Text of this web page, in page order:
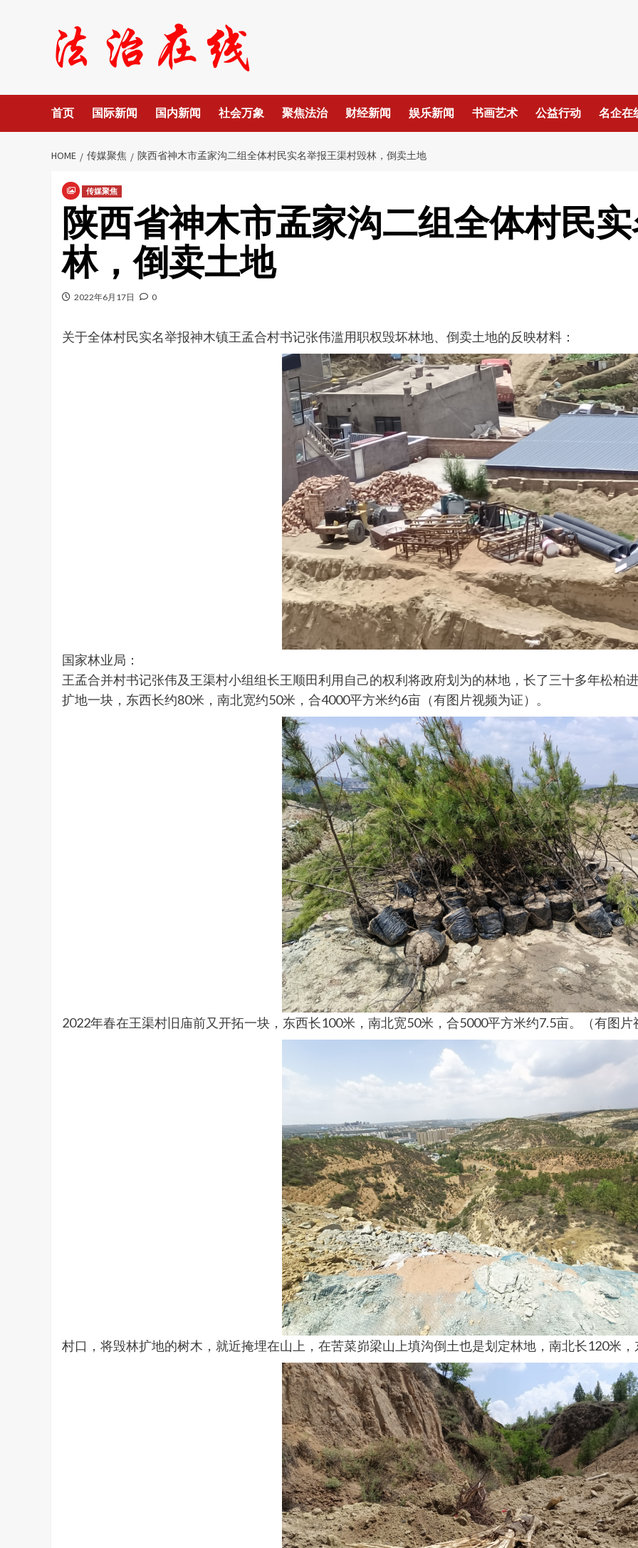
首页 国际新闻 国内新闻 社会万象 聚焦法治 财经新闻 娱乐新闻 书画艺术 公益行动 名企在
HOME 传媒聚焦 陕西省神木市孟家沟二组全体村民实名举报王渠村毁林，倒卖土地
传媒聚焦
陕西省神木市孟家沟二组全体村民
林，倒卖土地
2022年6月17日 0
关于全体村民实名举报神木镇王孟合村书记张伟滥用职权毁坏林地、倒卖土地的反映材料：
国家林业局：
王孟合并村书记张伟及王渠村小组组长王顺田利用自己的权利将政府划为的林地，长了三十多年松柏
扩地一块，东西长约80米，南北宽约50米，合4000平方米约6亩（有图片视频为证）。
2022年春在王渠村旧庙前又开拓一块，东西长100米，南北宽50米，合5000平方米约7.5亩。（有图片
村口，将毁林扩地的树木，就近掩埋在山上，在苦菜峁梁山上填沟倒土也是划定林地，南北长120米